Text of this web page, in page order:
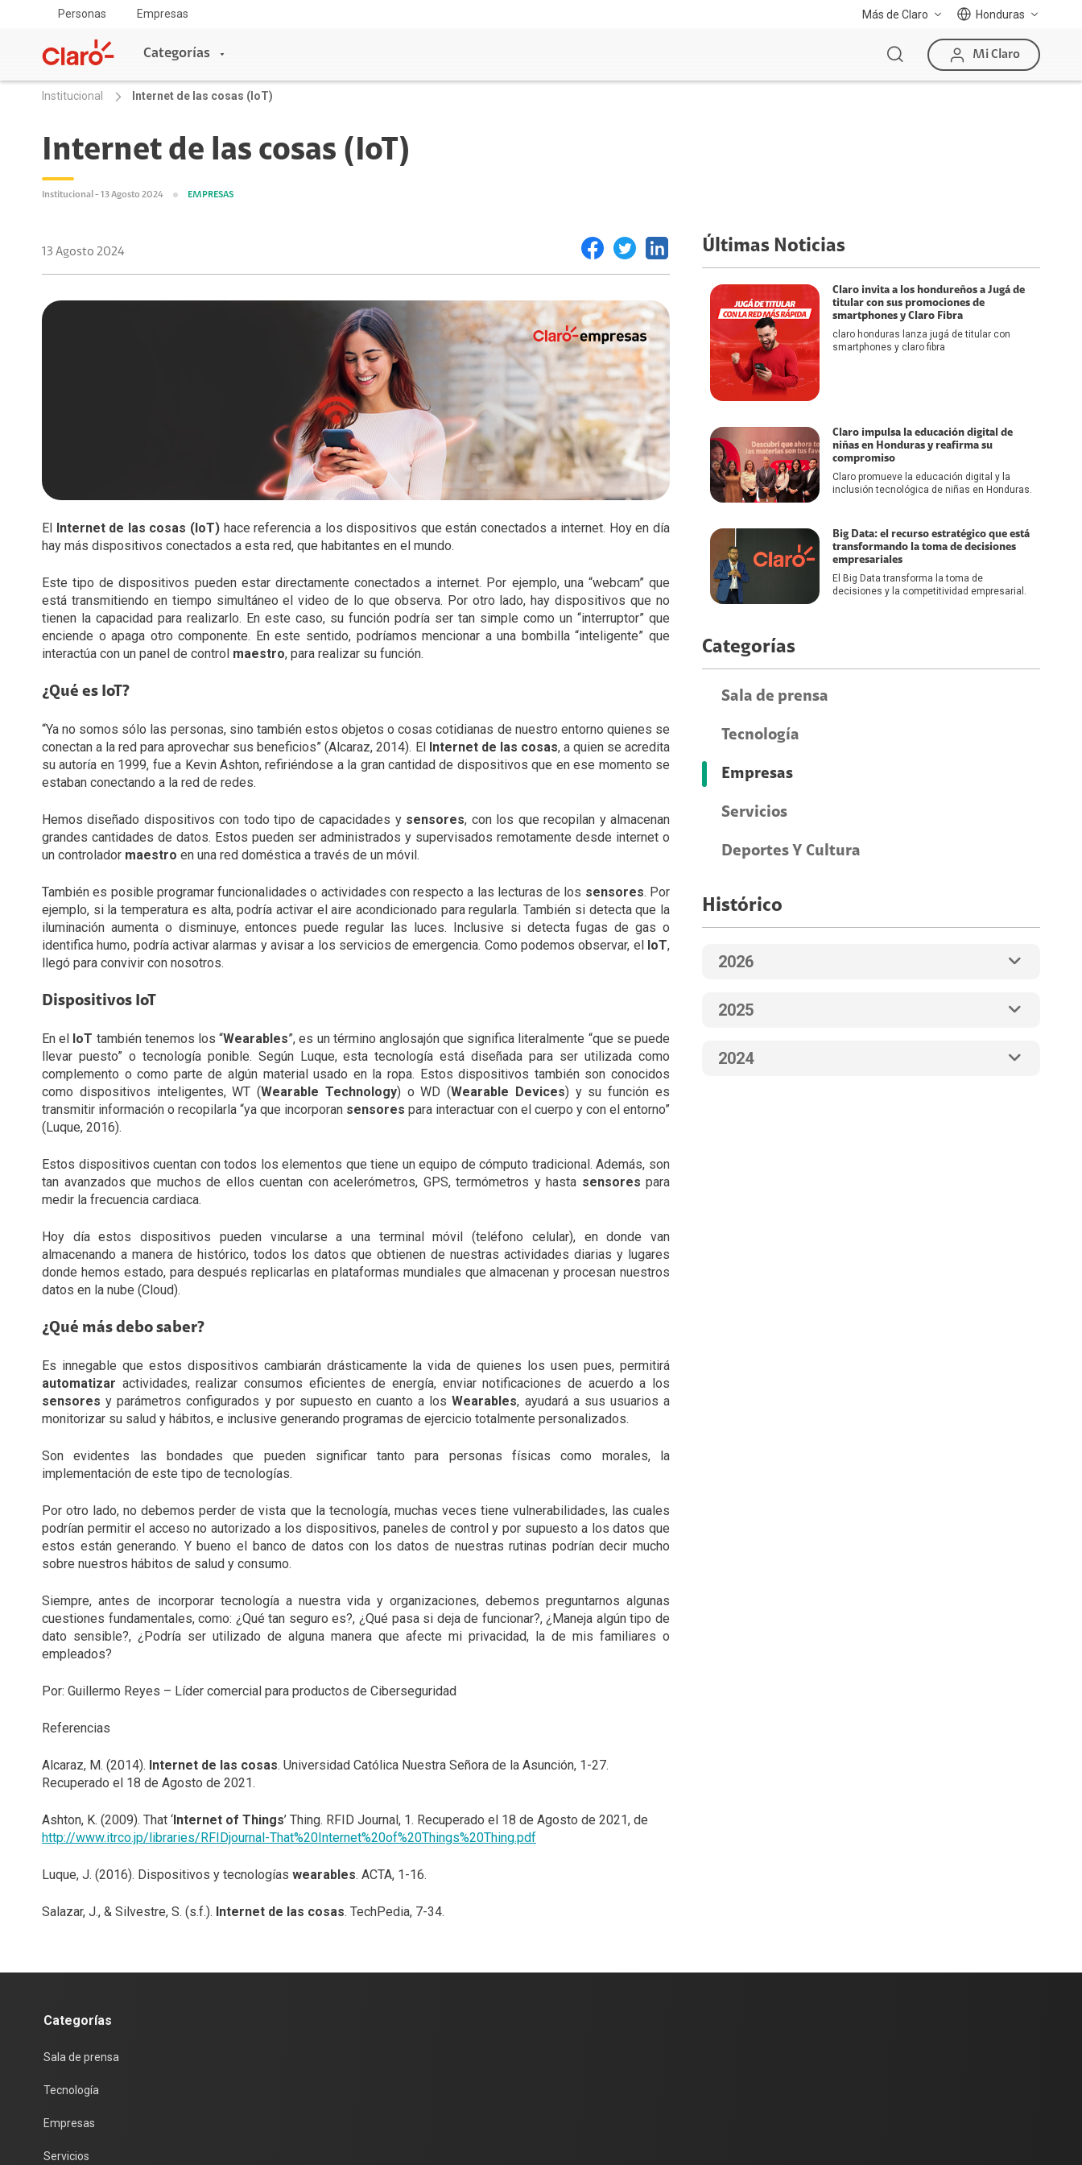
Personas Empresas Más de Claro Honduras
Categorías
Sala de prensa
Empresas
Mi Claro
Institucional Internet de las cosas (IoT)
Internet de las cosas (IoT)
Institucional - 13 Agosto 2024 EMPRESAS
13 Agosto 2024
El Internet de las cosas (IoT) hace referencia a los dispositivos que están conectados a internet. Hoy en día
hay más dispositivos conectados a esta red, que habitantes en el mundo.
Este tipo de dispositivos pueden estar directamente conectados a internet. Por ejemplo, una “webcam” que
está transmitiendo en tiempo simultáneo el video de lo que observa. Por otro lado, hay dispositivos que no
tienen la capacidad para realizarlo. En este caso, su función podría ser tan simple como un “interruptor” que
enciende o apaga otro componente. En este sentido, podríamos mencionar a una bombilla “inteligente” que
interactúa con un panel de control maestro, para realizar su función.
¿Qué es IoT?
“Ya no somos sólo las personas, sino también estos objetos o cosas cotidianas de nuestro entorno quienes se
conectan a la red para aprovechar sus beneficios” (Alcaraz, 2014). El
Internet de las cosas, a quien se acredita
su autoría en 1999, fue a Kevin Ashton, refiriéndose a la gran cantidad de dispositivos que en ese momento se
estaban conectando a la red de redes.
Hemos diseñado dispositivos con todo tipo de capacidades y sensores, con los que recopilan y almacenan
grandes cantidades de datos. Estos pueden ser administrados y supervisados remotamente desde internet o
un controlador maestro en una red doméstica a través de un móvil.
También es posible programar funcionalidades o actividades con respecto a las lecturas de los sensores. Por
ejemplo, si la temperatura es alta, podría activar el aire acondicionado para regularla. También si detecta que la
iluminación aumenta o disminuye, entonces puede regular las luces. Inclusive si detecta fugas de gas o
identifica humo, podría activar alarmas y avisar a los servicios de emergencia. Como podemos observar, el
IoT,
llegó para convivir con nosotros.
Dispositivos IoT
En el IoT también tenemos los “Wearables”, es un término anglosajón que significa literalmente “que se puede
llevar puesto” o tecnología ponible. Según Luque, esta tecnología está diseñada para ser utilizada como
complemento o como parte de algún material usado en la ropa. Estos dispositivos también son conocidos
como dispositivos inteligentes, WT (Wearable Technology) o WD (Wearable Devices) y su función es
transmitir información o recopilarla “ya que incorporan sensores para interactuar con el cuerpo y con el entorno”
(Luque, 2016).
Estos dispositivos cuentan con todos los elementos que tiene un equipo de cómputo tradicional. Además, son
tan avanzados que muchos de ellos cuentan con acelerómetros, GPS, termómetros y hasta sensores para
medir la frecuencia cardiaca.
Hoy día estos dispositivos pueden vincularse a una terminal móvil (teléfono celular), en donde van
almacenando a manera de histórico, todos los datos que obtienen de nuestras actividades diarias y lugares
donde hemos estado, para después replicarlas en plataformas mundiales que almacenan y procesan nuestros
datos en la nube (Cloud).
¿Qué más debo saber?
Es innegable que estos dispositivos cambiarán drásticamente la vida de quienes los usen pues, permitirá
automatizar actividades, realizar consumos eficientes de energía, enviar notificaciones de acuerdo a los
sensores y parámetros configurados y por supuesto en cuanto a losWearables, ayudará a sus usuarios a
monitorizar su salud y hábitos, e inclusive generando programas de ejercicio totalmente personalizados.
Son evidentes las bondades que pueden significar tanto para personas físicas como morales, la
implementación de este tipo de tecnologías.
Por otro lado, no debemos perder de vista que la tecnología, muchas veces tiene vulnerabilidades, las cuales
podrían permitir el acceso no autorizado a los dispositivos, paneles de control y por supuesto a los datos que
estos están generando. Y bueno el banco de datos con los datos de nuestras rutinas podrían decir mucho
sobre nuestros hábitos de salud y consumo.
Siempre, antes de incorporar tecnología a nuestra vida y organizaciones, debemos preguntarnos algunas
cuestiones fundamentales, como: ¿Qué tan seguro es?, ¿Qué pasa si deja de funcionar?, ¿Maneja algún tipo de
dato sensible?, ¿Podría ser utilizado de alguna manera que afecte mi privacidad, la de mis familiares o
empleados?
Por: Guillermo Reyes – Líder comercial para productos de Ciberseguridad
Referencias
Alcaraz, M. (2014). Internet de las cosas. Universidad Católica Nuestra Señora de la Asunción, 1-27.
Recuperado el 18 de Agosto de 2021.
Ashton, K. (2009). That ‘ Internet of Things’ Thing. RFID Journal , 1. Recuperado el 18 de Agosto de 2021, de
http://www.itrco.jp/libraries/RFIDjournal-That%20Internet%20of%20Things%20Thing.pdf
Luque, J. (2016). Dispositivos y tecnologías wearables. ACTA, 1-16.
Salazar, J., & Silvestre, S. (s.f.). Internet de las cosas. TechPedia, 7-34.
Últimas Noticias
Claro invita a los hondureños a Jugá de
titular con sus promociones de
smartphones y Claro Fibra
claro honduras lanza jugá de titular con
smartphones y claro fibra
Claro impulsa la educación digital de
niñas en Honduras y reafirma su
compromiso
Claro promueve la educación digital y la
inclusión tecnológica de niñas en Honduras.
Big Data: el recurso estratégico que está
transformando la toma de decisiones
empresariales
El Big Data transforma la toma de
decisiones y la competitividad empresarial.
Categorías
Sala de prensa
Tecnología
Empresas
Servicios
Deportes Y Cultura
Histórico
2026
2025
2024
Categorías
Sala de prensa
Tecnología
Empresas
Servicios